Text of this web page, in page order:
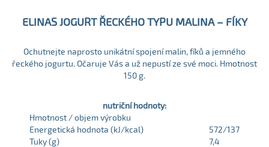
ELINAS JOGURT ŘECKÉHO TYPU MALINA – FÍKY
Ochutnejte naprosto unikátní spojení malin, fíků a jemného
řeckého jogurtu. Očaruje Vás a už nepustí ze své moci. Hmotnost
150 g.
nutriční hodnoty:
Hmotnost / objem výrobku
Energetická hodnota (kJ/kcal)
572/137
Tuky (g)
7,4